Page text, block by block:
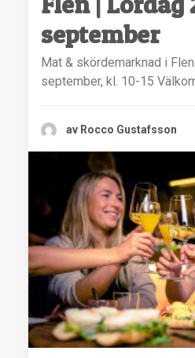
september
Mat & skördemarknad i
september, kl. 10-15
av Rocco Gustafsson